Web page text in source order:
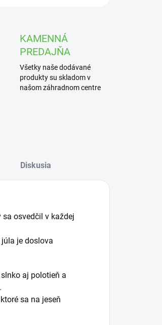
KAMENNÁ
PREDAJŇA
Všetky naše dodávané
produkty su skladom v
našom záhradnom centre
Diskusia
sa osvedčil v každej
je doslova
aj polotieň a
ktoré sa na jeseň